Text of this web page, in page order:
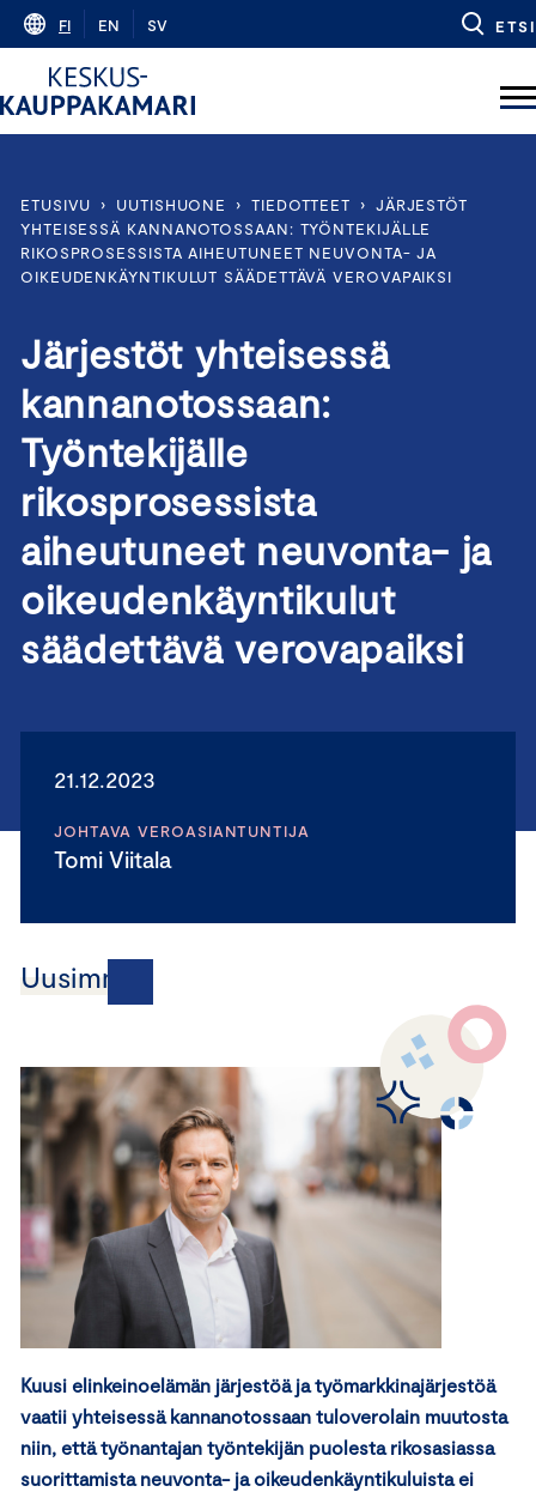
Skip
content
FI EN SV ETSI
ETUSIVU › UUTISHUONE › TIEDOTTEET › JÄRJESTÖT
YHTEISESSÄ KANNANOTOSSAAN: TYÖNTEKIJÄLLE
RIKOSPROSESSISTA AIHEUTUNEET NEUVONTA- JA
OIKEUDENKÄYNTIKULUT SÄÄDETTÄVÄ VEROVAPAIKSI
Järjestöt yhteisessä
kannanotossaan:
Työntekijälle
rikosprosessista
aiheutuneet neuvonta- ja
oikeudenkäyntikulut
säädettävä verovapaiksi
21.12.2023
JOHTAVA VEROASIANTUNTIJA
Tomi Viitala
Uusimmat
Kuusi elinkeinoelämän järjestöä ja työmarkkinajärjestöä
vaatii yhteisessä kannanotossaan tuloverolain muutosta
niin, että työnantajan työntekijän puolesta rikosasiassa
suorittamista neuvonta- ja oikeudenkäyntikuluista ei